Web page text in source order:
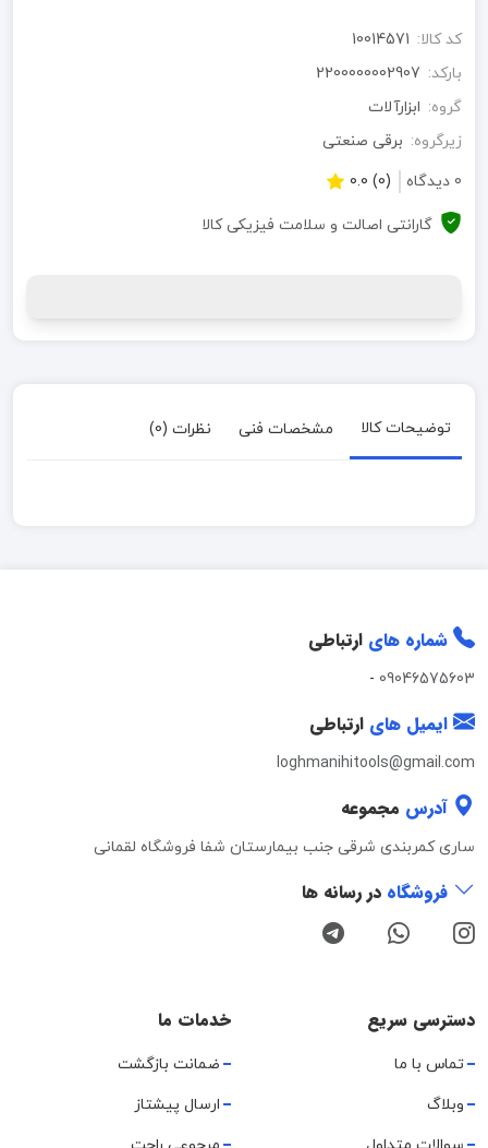
کد کالا: 10014571
بارکد: 2200000002907
گروه: ابزارآلات
زیرگروه: برقی صنعتی
0 دیدگاه
(0) 0.0
گارانتی اصالت و سلامت فیزیکی کالا
توضیحات کالا مشخصات فنی نظرات (0)
شماره های ارتباطی
09046575603
-
ایمیل های ارتباطی
loghmanihitools@gmail.com
آدرس مجموعه
ساری کمربندی شرقی جنب بیمارستان شفا فروشگاه لقمانی
فروشگاه در رسانه ها
دسترسی سریع
تماس با ما
وبلاگ
خدمات ما
ضمانت بازگشت
ارسال پیشتاز